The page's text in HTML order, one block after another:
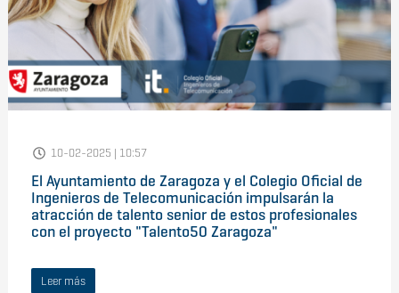
10-02-2025 | 10:57
El Ayuntamiento de Zaragoza y el Colegio Oficial de
Ingenieros de Telecomunicación impulsarán la
atracción de talento senior de estos profesionales
con el proyecto "Talento50 Zaragoza"
Leer más